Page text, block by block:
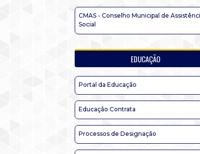
CMAS - Conselho Municipal de
Social
EDUCAÇÃO
Portal da Educação
Educação Contrata
Processos de Designação